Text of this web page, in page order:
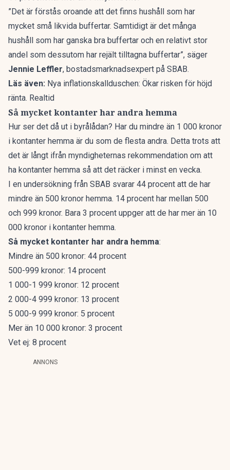
”Det är förstås oroande att det finns hushåll som har
mycket små likvida buffertar. Samtidigt är det många
hushåll som har ganska bra buffertar och en relativt stor
andel som dessutom har rejält tilltagna buffertar”, säger
Jennie Leffler, bostadsmarknadsexpert på SBAB.
Läs även: Nya inflationskallduschen: Ökar risken för höjd
ränta. Realtid
Så mycket kontanter har andra hemma
Hur ser det då ut i byrålådan? Har du mindre än 1 000 kronor
i kontanter hemma är du som de flesta andra. Detta trots att
det är långt ifrån myndigheternas rekommendation om att
ha kontanter hemma så att det räcker i minst en vecka.
I en undersökning från SBAB svarar 44 procent att de har
mindre än 500 kronor hemma. 14 procent har mellan 500
och 999 kronor. Bara 3 procent uppger att de har mer än 10
000 kronor i kontanter hemma.
Så mycket kontanter har andra hemma:
Mindre än 500 kronor: 44 procent
500-999 kronor: 14 procent
1 000-1 999 kronor: 12 procent
2 000-4 999 kronor: 13 procent
5 000-9 999 kronor: 5 procent
Mer än 10 000 kronor: 3 procent
Vet ej: 8 procent
ANNONS